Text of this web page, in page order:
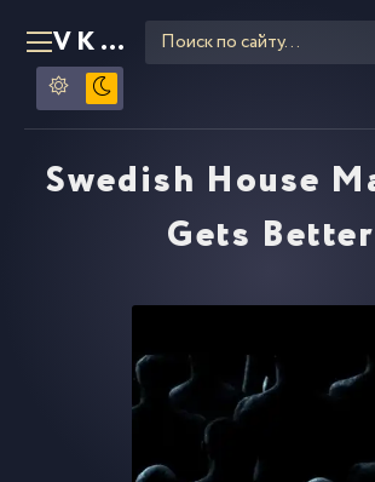
VKLIPE RU
Swedish House
Gets Better